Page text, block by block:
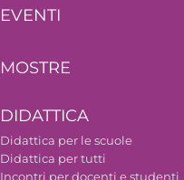
EVENTI
MOSTRE
DIDATTICA
Didattica per le scuole
Didattica per tutti
Incontri per docenti e studenti